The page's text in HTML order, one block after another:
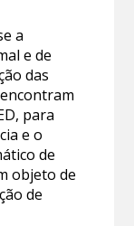
a
e de
das
para
e o
de
objeto de
de